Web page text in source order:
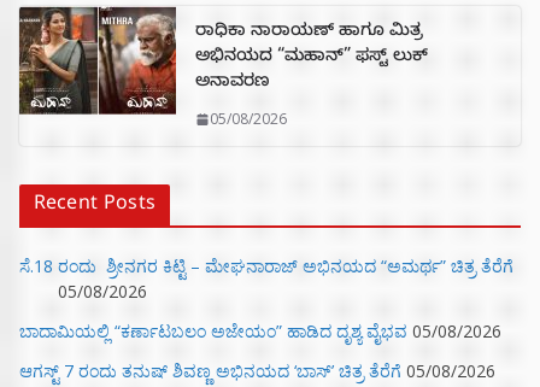
ರಾಧಿಕಾ ನಾರಾಯಣ್ ಹಾಗೂ ಮಿತ್ರ
ಅಭಿನಯದ “ಮಹಾನ್” ಫಸ್ಟ್ ಲುಕ್
ಅನಾವರಣ
05/08/2026
Recent Posts
ಸೆ.18 ರಂದು ಶ್ರೀನಗರ ಕಿಟ್ಟಿ – ಮೇಘನಾರಾಜ್ ಅಭಿನಯದ “ಅಮರ್ಥ” ಚಿತ್ರ ತೆರೆಗೆ
05/08/2026
ಬಾದಾಮಿಯಲ್ಲಿ “ಕರ್ಣಾಟಬಲಂ ಅಜೇಯಂ” ಹಾಡಿದ ದೃಶ್ಯ ವೈಭವ 05/08/2026
ಆಗಸ್ಟ್ 7 ರಂದು ತನುಷ್ ಶಿವಣ್ಣ ಅಭಿನಯದ ‘ಬಾಸ್’ ಚಿತ್ರ ತೆರೆಗೆ 05/08/2026